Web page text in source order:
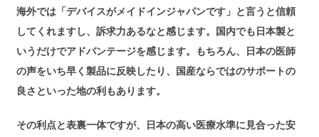
海外では「デバイスがメイドインジャパンです」と言うと信頼
してくれますし、訴求力あるなと感じます。国内でも日本製と
いうだけでアドバンテージを感じます。もちろん、日本の医師
の声をいち早く製品に反映したり、国産ならではのサポートの
良さといった地の利もあります。
その利点と表裏一体ですが、日本の高い医療水準に見合った安